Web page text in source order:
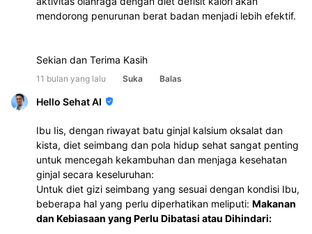
mendorong penurunan berat badan menjadi lebih efektif.
Sekian dan Terima Kasih
11 bulan yang lalu Suka Balas
Hello Sehat AI
Ibu Iis, dengan riwayat batu ginjal kalsium oksalat dan
kista, diet seimbang dan pola hidup sehat sangat penting
untuk mencegah kekambuhan dan menjaga kesehatan
ginjal secara keseluruhan:
Untuk diet gizi seimbang yang sesuai dengan kondisi Ibu,
beberapa hal yang perlu diperhatikan meliputi: Makanan
dan Kebiasaan yang Perlu Dibatasi atau Dihindari: